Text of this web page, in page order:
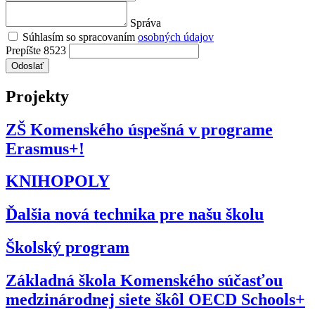
Správa
Súhlasím so spracovaním osobných údajov
Prepíšte 8523
Odoslať
Projekty
ZŠ Komenského úspešná v programe
Erasmus+!
KNIHOPOLY
Ďalšia nová technika pre našu školu
Školský program
Základná škola Komenského súčasťou
medzinárodnej siete škôl OECD Schools+